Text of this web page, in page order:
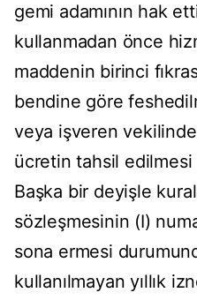
gemi adamının hak
kullanmadan önce
maddenin birinci
bendine göre
veya işveren
ücretin tahsil
Başka bir deyişle
sözleşmesinin (I)
sona ermesi
kullanılmayan yıllık